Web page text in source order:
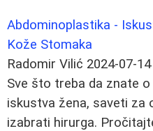
Abdominoplastika -
Kože Stomaka
Radomir Vilić 2024-07-14
Sve što treba da znate
iskustva žena, saveti za
izabrati hirurga.